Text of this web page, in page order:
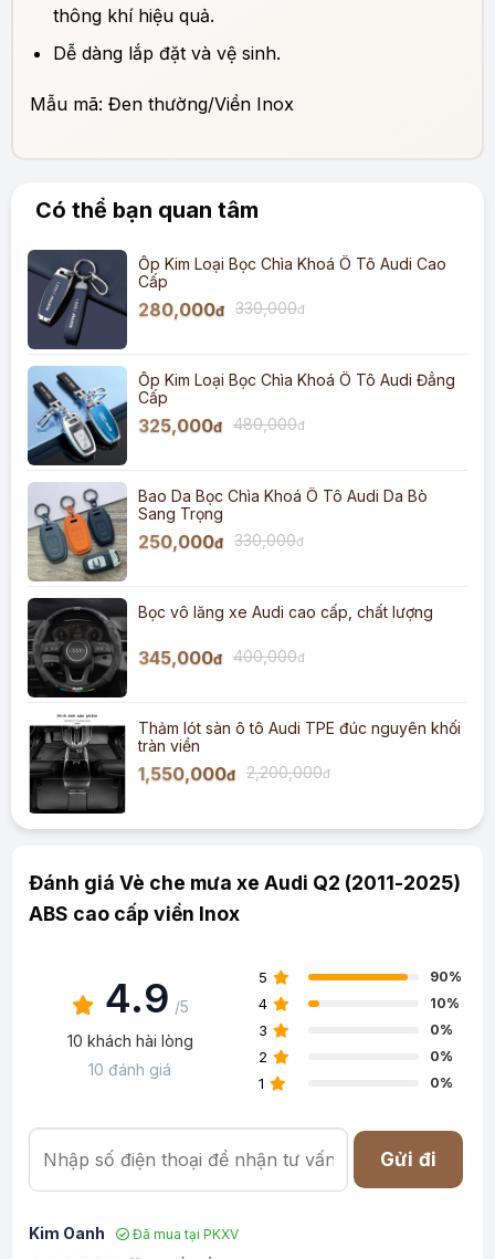
thông khí hiệu quả.
Dễ dàng lắp đặt và vệ sinh.
Mẫu mã: Đen thường/Viền Inox
Có thể bạn quan tâm
Ốp Kim Loại Bọc Chìa Khoá Ô Tô Audi Cao
Cấp
280,000đ 330,000đ
Ốp Kim Loại Bọc Chìa Khoá Ô Tô Audi Đẳng
Cấp
325,000đ 480,000đ
Bao Da Bọc Chìa Khoá Ô Tô Audi Da Bò
Sang Trọng
250,000đ 330,000đ
Bọc vô lăng xe Audi cao cấp, chất lượng
345,000đ 400,000đ
Thảm lót sàn ô tô Audi TPE đúc nguyên khối
tràn viền
1,550,000đ 2,200,000đ
Đánh giá Vè che mưa xe Audi Q2 (2011-2025)
ABS cao cấp viền Inox
4.9 /5
10 khách hài lòng
10 đánh giá
5 90%
4 10%
3 0%
2 0%
1 0%
Gửi đi
Kim Oanh
Đã mua tại PKXV